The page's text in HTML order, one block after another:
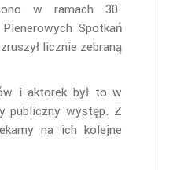
w ramach 30.
Spotkań
licznie zebraną
i aktorek był to w
publiczny występ. Z
na ich kolejne